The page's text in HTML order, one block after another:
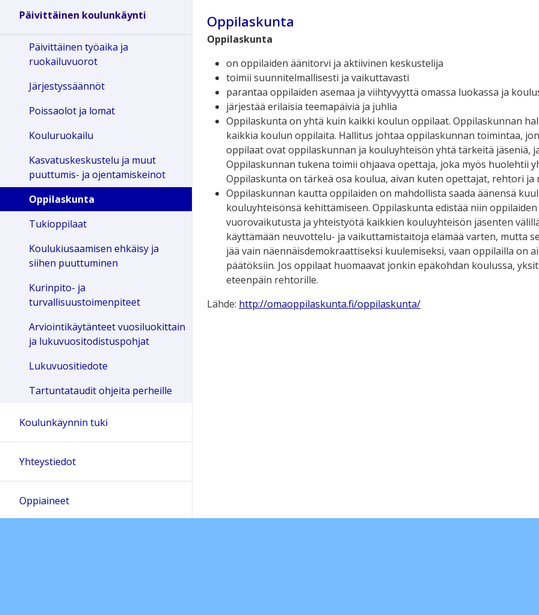
Oppilaskunta
Oppilaskunta
on oppilaiden äänitorvi ja aktiivinen keskustelija
toimii suunnitelmallisesti ja vaikuttavasti
parantaa oppilaiden asemaa ja viihtyvyyttä omassa luokassa ja
järjestää erilaisia teemapäiviä ja juhlia
Oppilaskunta on yhtä kuin kaikki koulun oppilaat. Oppilaskunnan
kaikkia koulun oppilaita. Hallitus johtaa oppilaskunnan toimintaa,
oppilaat ovat oppilaskunnan ja kouluyhteisön yhtä tärkeitä jäseniä,
Oppilaskunnan tukena toimii ohjaava opettaja, joka myös huolehtii
Oppilaskunta on tärkeä osa koulua, aivan kuten opettajat, rehtori
Oppilaskunnan kautta oppilaiden on mahdollista saada äänensä
kouluyhteisönsä kehittämiseen. Oppilaskunta edistää niin
vuorovaikutusta ja yhteistyötä kaikkien kouluyhteisön jäsenten
käyttämään neuvottelu- ja vaikuttamistaitoja elämää varten, mutta
jää vain näennäisdemokraattiseksi kuulemiseksi, vaan oppilailla on
päätöksiin. Jos oppilaat huomaavat jonkin epäkohdan koulussa,
eteenpäin rehtorille.
Lähde: http://omaoppilaskunta.fi/oppilaskunta/
Päivittäinen koulunkäynti
Päivittäinen työaika ja
ruokailuvuorot
Järjestyssäännöt
Poissaolot ja lomat
Kouluruokailu
Kasvatuskeskustelu ja muut
puuttumis- ja ojentamiskeinot
Oppilaskunta
Tukioppilaat
Koulukiusaamisen ehkäisy ja
siihen puuttuminen
Kurinpito- ja
turvallisuustoimenpiteet
Arviointikäytänteet vuosiluokittain
ja lukuvuositodistuspohjat
Lukuvuositiedote
Tartuntataudit ohjeita perheille
Koulunkäynnin tuki
Yhteystiedot
Oppiaineet